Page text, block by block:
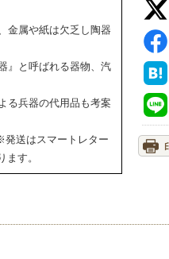
金属や紙は欠乏し陶器
』と呼ばれる器物、汽
る兵器の代用品も考案
送はスマートレター
す。